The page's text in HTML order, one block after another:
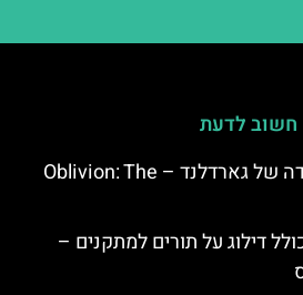
חשוב לדעת
רכבת ההרים המפחידה של גארדלנד – Oblivion: The
דילוג על תורים למתקנים –